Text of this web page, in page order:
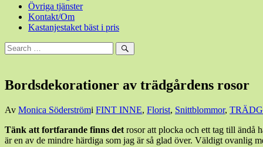
Övriga tjänster
Kontakt/Om
Kastanjestaket bäst i pris
Sök
efter:
Sök
Bordsdekorationer av trädgårdens rosor
Den
september,
2018
Av Monica Söderströmi FINT INNE, Florist, Snittblommor,
Tänk att fortfarande finns det rosor att plocka och ett tag till ändå
är en av de mindre härdiga som jag är så glad över. Väldigt ovanlig